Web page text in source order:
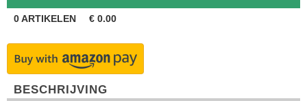
0ARTIKELEN € 0.00
BESCHRIJVING